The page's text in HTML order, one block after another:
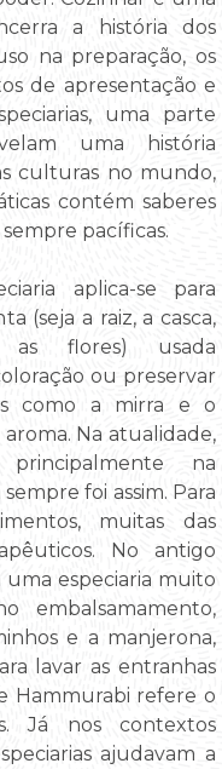
a história dos
na preparação, os
de apresentação e
uma parte
uma história
culturas no mundo,
contém saberes
pacíficas.
aplica-se para
(seja a raiz, a casca,
flores) usada
ou preservar
como a mirra e o
Na atualidade,
na
foi assim. Para
muitas das
No antigo
especiaria muito
embalsamamento,
e a manjerona,
lavar as entranhas
Hammurabi refere o
Já nos contextos
ajudavam a